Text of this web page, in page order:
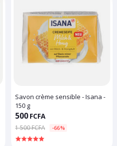
Savon crème sensible - Isana -
150 g
500 FCFA
1 500 FCFA -66%